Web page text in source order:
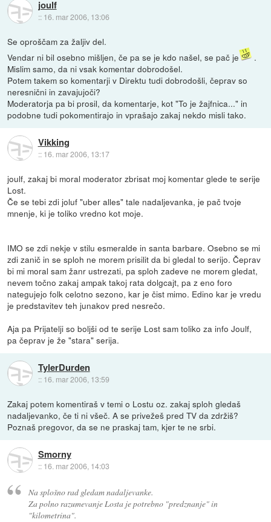
joulf
:: 16. mar 2006, 13:06
Se oproščam za žaljiv del.
Vendar ni bil osebno mišljen, če pa se je kdo našel, se pač je
.
Mislim samo, da ni vsak komentar dobrodošel.
Potem takem so komentarji v Direktu tudi dobrodošli, čeprav so
neresnični in zavajujoči?
Moderatorja pa bi prosil, da komentarje, kot "To je žajfnica..." in
podobne tudi pokomentirajo in vprašajo zakaj nekdo misli tako.
Vikking
:: 16. mar 2006, 13:17
joulf, zakaj bi moral moderator zbrisat moj komentar glede te serije
Lost.
Če se tebi zdi joluf "uber alles" tale nadaljevanka, je pač tvoje
mnenje, ki je toliko vredno kot moje.
IMO se zdi nekje v stilu esmeralde in santa barbare. Osebno se mi
zdi zanič in se sploh ne morem prisilit da bi gledal to serijo. Čeprav
bi mi moral sam žanr ustrezati, pa sploh zadeve ne morem gledat,
nevem točno zakaj ampak takoj rata dolgcajt, pa z eno foro
nategujejo folk celotno sezono, kar je čist mimo. Edino kar je vredu
je predstavitev teh junakov pred nesrečo.
Aja pa Prijatelji so boljši od te serije Lost sam toliko za info Joulf,
pa čeprav je že "stara" serija.
TylerDurden
:: 16. mar 2006, 13:59
Zakaj potem komentiraš v temi o Lostu oz. zakaj sploh gledaš
nadaljevanko, če ti ni všeč. A se privežeš pred TV da zdržiš?
Poznaš pregovor, da se ne praskaj tam, kjer te ne srbi.
Smorny
:: 16. mar 2006, 14:03
Na splošno rad gledam nadaljevanke.
Za polno razumevanje Losta je potrebno "predznanje" in
"kilometrina".